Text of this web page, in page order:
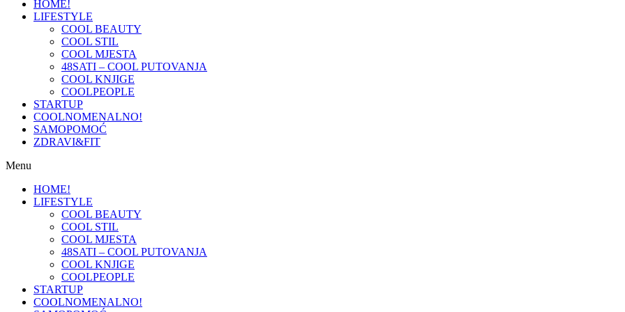
HOME!
LIFESTYLE
COOL BEAUTY
COOL STIL
COOL MJESTA
48SATI – COOL PUTOVANJA
COOL KNJIGE
COOLPEOPLE
STARTUP
COOLNOMENALNO!
SAMOPOMOĆ
ZDRAVI&FIT
Menu
HOME!
LIFESTYLE
COOL BEAUTY
COOL STIL
COOL MJESTA
48SATI – COOL PUTOVANJA
COOL KNJIGE
COOLPEOPLE
STARTUP
COOLNOMENALNO!